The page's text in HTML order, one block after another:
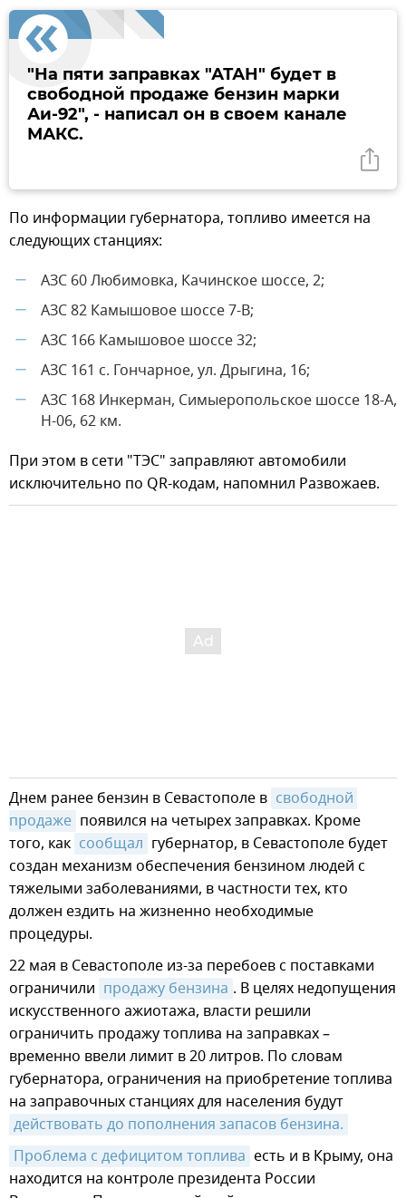
"На пяти заправках "АТАН" будет в
свободной продаже бензин марки
Аи-92", - написал он в своем канале
МАКС.
По информации губернатора, топливо имеется на
следующих станциях:
— АЗС 60 Любимовка, Качинское шоссе, 2;
— АЗС 82 Камышовое шоссе 7-В;
— АЗС 166 Камышовое шоссе 32;
— АЗС 161 с. Гончарное, ул. Дрыгина, 16;
—
АЗС 168 Инкерман, Симыеропольское шоссе 18-А,
Н-06, 62 км.
При этом в сети "ТЭС" заправляют автомобили
исключительно по QR-кодам, напомнил Развожаев.
Днем ранее бензин в Севастополе в свободной
продаже появился на четырех заправках. Кроме
того, как сообщал губернатор, в Севастополе будет
создан механизм обеспечения бензином людей с
тяжелыми заболеваниями, в частности тех, кто
должен ездить на жизненно необходимые
процедуры.
22 мая в Севастополе из-за перебоев с поставками
ограничили продажу бензина . В целях недопущения
искусственного ажиотажа, власти решили
ограничить продажу топлива на заправках –
временно ввели лимит в 20 литров. По словам
губернатора, ограничения на приобретение топлива
на заправочных станциях для населения будут
действовать до пополнения запасов бензина.
Проблема с дефицитом топлива есть и в Крыму, она
находится на контроле президента России